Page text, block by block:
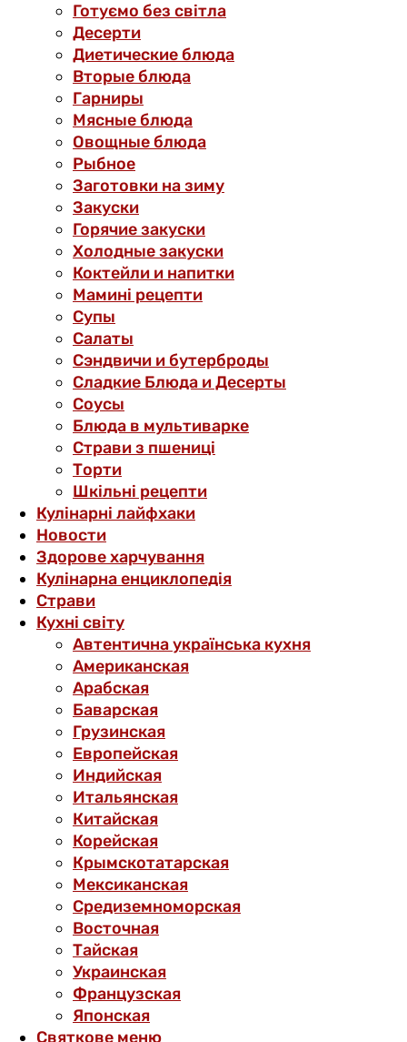
Готуємо без світла
Десерти
Диетические блюда
Вторые блюда
Гарниры
Мясные блюда
Овощные блюда
Рыбное
Заготовки на зиму
Закуски
Горячие закуски
Холодные закуски
Коктейли и напитки
Мамині рецепти
Супы
Салаты
Сэндвичи и бутерброды
Сладкие Блюда и Десерты
Соусы
Блюда в мультиварке
Страви з пшениці
Торти
Шкільні рецепти
Кулінарні лайфхаки
Новости
Здорове харчування
Кулінарна енциклопедія
Страви
Кухні світу
Автентична українська кухня
Американская
Арабская
Баварская
Грузинская
Европейская
Индийская
Итальянская
Китайская
Корейская
Крымскотатарская
Мексиканская
Средиземноморская
Восточная
Тайская
Украинская
Французская
Японская
Святкове меню